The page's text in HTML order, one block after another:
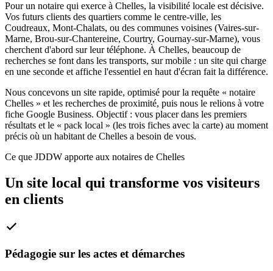
Pour un notaire qui exerce à Chelles, la visibilité locale est décisive.
Vos futurs clients des quartiers comme le centre-ville, les
Coudreaux, Mont-Chalats, ou des communes voisines (Vaires-sur-
Marne, Brou-sur-Chantereine, Courtry, Gournay-sur-Marne), vous
cherchent d'abord sur leur téléphone. À Chelles, beaucoup de
recherches se font dans les transports, sur mobile : un site qui charge
en une seconde et affiche l'essentiel en haut d'écran fait la différence.
Nous concevons un site rapide, optimisé pour la requête « notaire
Chelles » et les recherches de proximité, puis nous le relions à votre
fiche Google Business. Objectif : vous placer dans les premiers
résultats et le « pack local » (les trois fiches avec la carte) au moment
précis où un habitant de Chelles a besoin de vous.
Ce que JDDW apporte aux notaires de Chelles
Un site local qui transforme vos visiteurs
en clients
Pédagogie sur les actes et démarches